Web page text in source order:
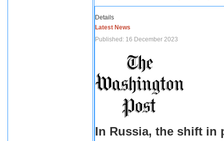
Details
Latest News
Published: 16 December 2023
In Russia, the shift in